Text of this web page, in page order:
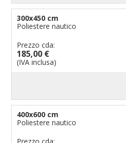
300x450 cm
Poliestere nautico
Prezzo cda:
185,00 €
(IVA inclusa)
400x600 cm
Poliestere nautico